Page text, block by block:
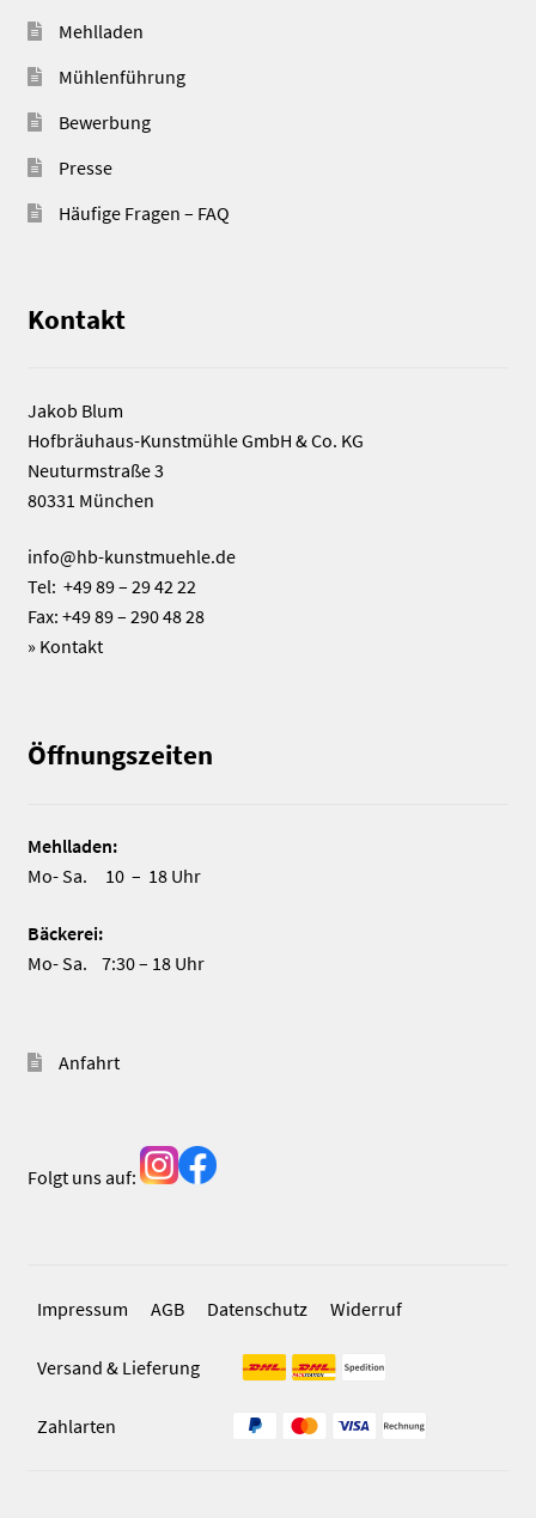
Mehlladen
Mühlenführung
Bewerbung
Presse
Häufige Fragen – FAQ
Kontakt
Jakob Blum
Hofbräuhaus-Kunstmühle GmbH & Co. KG
Neuturmstraße 3
80331 München
info@hb-kunstmuehle.de
Tel: +49 89 – 29 42 22
Fax: +49 89 – 290 48 28
» Kontakt
Öffnungszeiten
Mehlladen:
Mo- Sa. 10 – 18 Uhr
Bäckerei:
Mo- Sa. 7:30 – 18 Uhr
Anfahrt
Folgt uns auf:
Impressum AGB Datenschutz Widerruf
Versand & Lieferung
Zahlarten